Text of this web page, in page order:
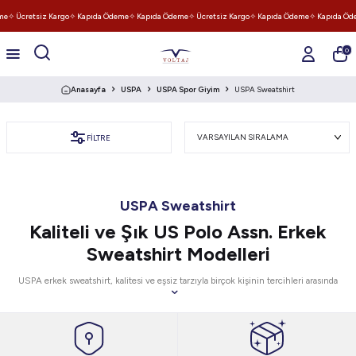
✧ Ücretsiz Kargo✧ Kapıda Ödeme✧ Kapıda Ödeme✧ Ücretsiz Kargo✧ Kapıda Ödeme✧ Kapıda
0
Anasayfa USPA USPA Spor Giyim USPA Sweatshirt
FILTRE
USPA Sweatshirt
Kaliteli ve Şık US Polo Assn. Erkek
Sweatshirt Modelleri
USPA erkek sweatshirt, kalitesi ve eşsiz tarzıyla birçok kişinin tercihleri arasında
yer alır. Zengin Polo erkek sweatshirt koleksiyonu, sportif tarzı vurgulayan bir
ortamlarda stil sahibi görünmek mümkündür. Model seçeneklerinin farklı
özelliklerden ve stilden oluşması, her kullanıcının ihtiyaçlarına uygun tercih
yapmasını kolay hale getirir. Siz de başta US polo fermuarlı sweatshirt olmak